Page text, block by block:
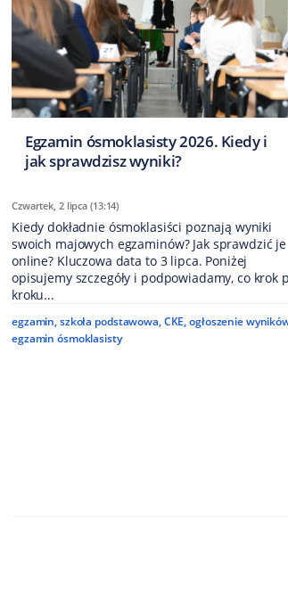
Egzamin ósmoklasisty 2026. Kiedy i
jak sprawdzisz wyniki?
Czwartek, 2 lipca (13:14)
Kiedy dokładnie ósmoklasiści poznają wyniki
swoich majowych egzaminów? Jak sprawdzić je
online? Kluczowa data to 3 lipca. Poniżej
opisujemy szczegóły i podpowiadamy, co krok
kroku...
egzamin,szkoła podstawowa,CKE,ogłoszenie
egzamin ósmoklasisty